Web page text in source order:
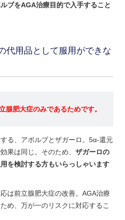
ブをAGA治療目的で入手すること
代用品として服用ができな
腺肥大症のみであるためです。
る、アボルブとザガーロ。5α-還元
果は同じ。そのため、 ザガーロの
を検討する方もいらっしゃいます
は前立腺肥大症の改善。AGA治療
め、万が一のリスクに対応するこ